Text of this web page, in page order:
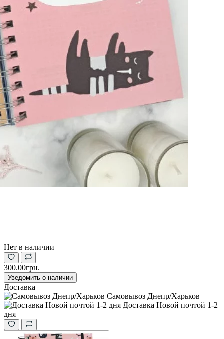
Нет в наличии
300.00грн.
Уведомить о наличии
Доставка
Самовывоз Днепр/Харьков
Доставка Новой почтой 1-2
дня